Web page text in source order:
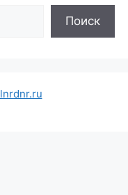
Поиск
lnrdnr.ru